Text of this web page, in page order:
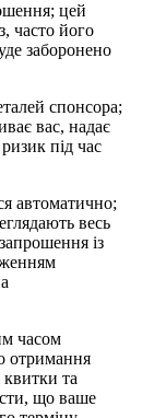
цей
часто його
заборонено
спонсора;
вас, надає
під час
автоматично;
весь
із
часом
отримання
квитки та
що ваше